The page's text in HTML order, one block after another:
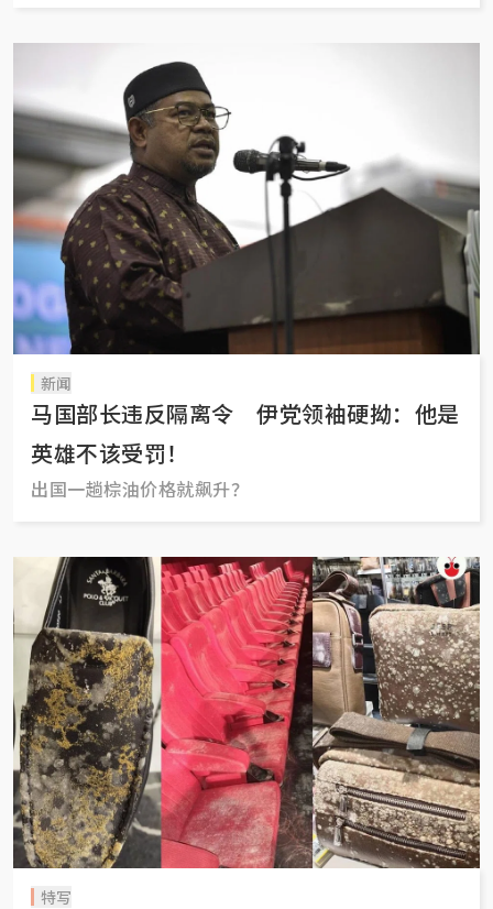
新闻
马国部长违反隔离令 伊党领袖硬拗：他是
英雄不该受罚！
出国一趟棕油价格就飙升？
特写